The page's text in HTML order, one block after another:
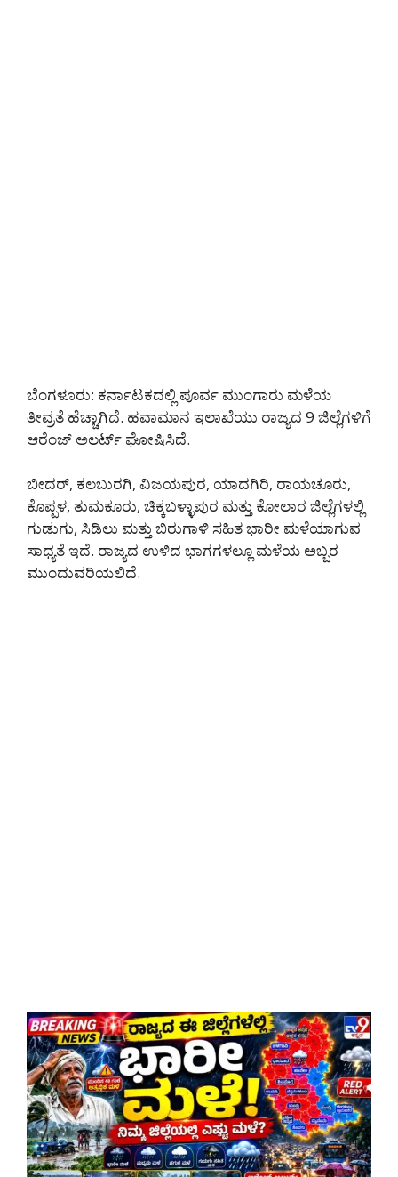
ಬೆಂಗಳೂರು: ಕರ್ನಾಟಕದಲ್ಲಿ ಪೂರ್ವ ಮುಂಗಾರು ಮಳೆಯ
ತೀವ್ರತೆ ಹೆಚ್ಚಾಗಿದೆ. ಹವಾಮಾನ ಇಲಾಖೆಯು ರಾಜ್ಯದ 9 ಜಿಲ್ಲೆಗಳಿಗೆ
ಆರೆಂಜ್ ಅಲರ್ಟ್ ಘೋಷಿಸಿದೆ.
ಬೀದರ್, ಕಲಬುರಗಿ, ವಿಜಯಪುರ, ಯಾದಗಿರಿ, ರಾಯಚೂರು,
ಕೊಪ್ಪಳ, ತುಮಕೂರು, ಚಿಕ್ಕಬಳ್ಳಾಪುರ ಮತ್ತು ಕೋಲಾರ ಜಿಲ್ಲೆಗಳಲ್ಲಿ
ಗುಡುಗು, ಸಿಡಿಲು ಮತ್ತು ಬಿರುಗಾಳಿ ಸಹಿತ ಭಾರೀ ಮಳೆಯಾಗುವ
ಸಾಧ್ಯತೆ ಇದೆ. ರಾಜ್ಯದ ಉಳಿದ ಭಾಗಗಳಲ್ಲೂ ಮಳೆಯ ಅಬ್ಬರ
ಮುಂದುವರಿಯಲಿದೆ.